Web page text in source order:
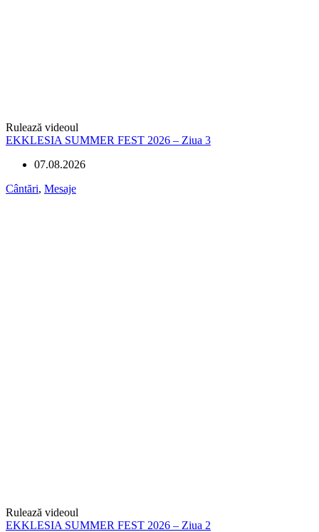
Rulează videoul
EKKLESIA SUMMER FEST 2026 – Ziua 3
07.08.2026
Cântări, Mesaje
Rulează videoul
EKKLESIA SUMMER FEST 2026 – Ziua 2